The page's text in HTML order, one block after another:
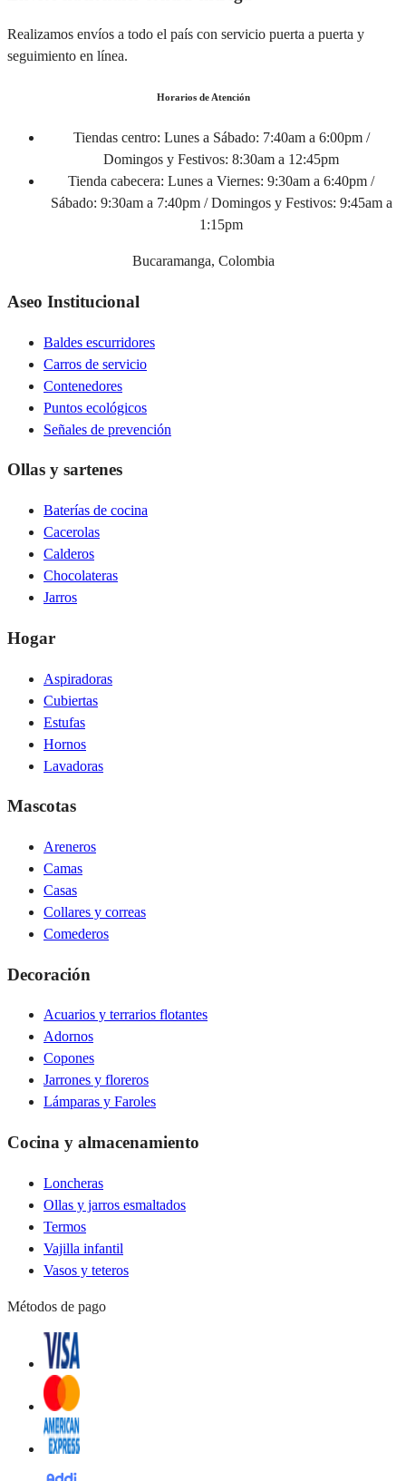
Realizamos envíos a todo el país con servicio puerta a puerta y
seguimiento en línea.
Horarios de Atención
Tiendas centro: Lunes a Sábado: 7:40am a 6:00pm /
Domingos y Festivos: 8:30am a 12:45pm
Tienda cabecera: Lunes a Viernes: 9:30am a 6:40pm /
Sábado: 9:30am a 7:40pm / Domingos y Festivos: 9:45am a
1:15pm
Bucaramanga, Colombia
Aseo Institucional
Baldes escurridores
Carros de servicio
Contenedores
Puntos ecológicos
Señales de prevención
Ollas y sartenes
Baterías de cocina
Cacerolas
Calderos
Chocolateras
Jarros
Hogar
Aspiradoras
Cubiertas
Estufas
Hornos
Lavadoras
Mascotas
Areneros
Camas
Casas
Collares y correas
Comederos
Decoración
Acuarios y terrarios flotantes
Adornos
Copones
Jarrones y floreros
Lámparas y Faroles
Cocina y almacenamiento
Loncheras
Ollas y jarros esmaltados
Termos
Vajilla infantil
Vasos y teteros
Métodos de pago